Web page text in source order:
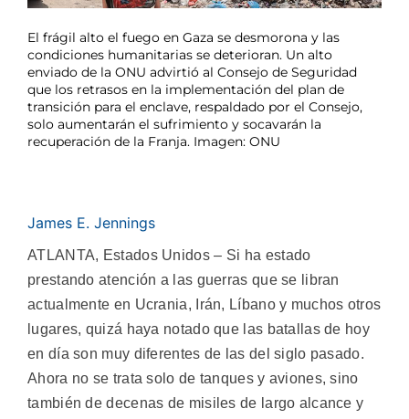
El frágil alto el fuego en Gaza se desmorona y las
condiciones humanitarias se deterioran. Un alto
enviado de la ONU advirtió al Consejo de Seguridad
que los retrasos en la implementación del plan de
transición para el enclave, respaldado por el Consejo,
solo aumentarán el sufrimiento y socavarán la
recuperación de la Franja. Imagen: ONU
James E. Jennings
ATLANTA, Estados Unidos – Si ha estado
prestando atención a las guerras que se libran
actualmente en Ucrania, Irán, Líbano y muchos otros
lugares, quizá haya notado que las batallas de hoy
en día son muy diferentes de las del siglo pasado.
Ahora no se trata solo de tanques y aviones, sino
también de decenas de misiles de largo alcance y